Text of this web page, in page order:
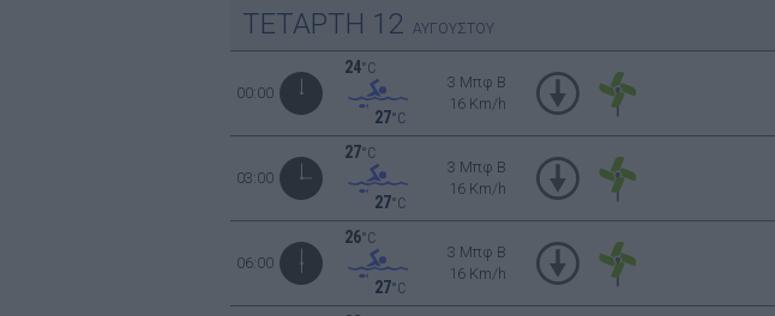
ΤΕΤΑΡΤΗ 12 ΑΥΓΟΥΣΤΟΥ
00:00
24°C
27°C
3 Μπφ B
16 Km/h
03:00
27°C
27°C
3 Μπφ B
16 Km/h
06:00
26°C
27°C
3 Μπφ B
16 Km/h